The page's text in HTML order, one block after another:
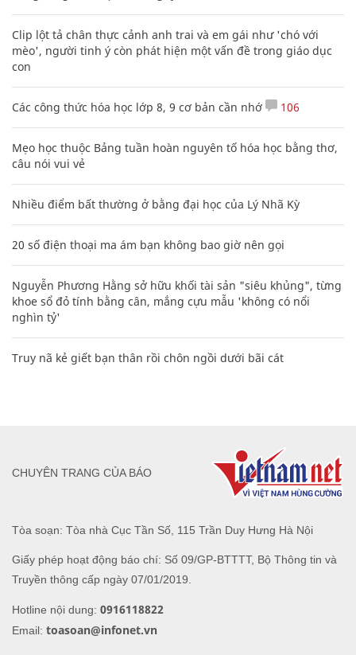
Clip lột tả chân thực cảnh anh trai và em gái như 'chó với
mèo', người tinh ý còn phát hiện một vấn đề trong giáo dục
con
Các công thức hóa học lớp 8, 9 cơ bản cần nhớ 106
Mẹo học thuộc Bảng tuần hoàn nguyên tố hóa học bằng thơ,
câu nói vui vẻ
Nhiều điểm bất thường ở bằng đại học của Lý Nhã Kỳ
20 số điện thoại ma ám bạn không bao giờ nên gọi
Nguyễn Phương Hằng sở hữu khối tài sản "siêu khủng", từng
khoe sổ đỏ tính bằng cân, mắng cựu mẫu 'không có nổi
nghìn tỷ'
Truy nã kẻ giết bạn thân rồi chôn ngồi dưới bãi cát
Tòa soạn: Tòa nhà Cục Tần Số, 115 Trần Duy Hưng Hà Nội
Giấy phép hoạt động báo chí: Số 09/GP-BTTTT, Bộ Thông tin và
Truyền thông cấp ngày 07/01/2019.
Hotline nội dung: 0916118822
Email: toasoan@infonet.vn
CHUYÊN TRANG CỦA BÁO